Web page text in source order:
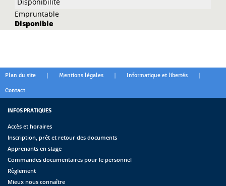
Empruntable
Disponible
Plan du site | Mentions légales | Informatique et libertés |
Contact
INFOS PRATIQUES
Accès et horaires
Inscription, prêt et retour des documents
Apprenants en stage
Commandes documentaires pour le personnel
Règlement
Mieux nous connaître